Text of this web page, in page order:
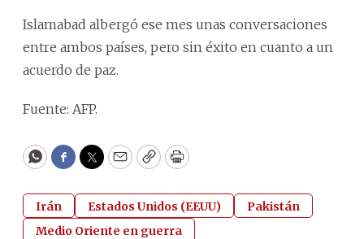
Islamabad albergó ese mes unas conversaciones
entre ambos países, pero sin éxito en cuanto a un
acuerdo de paz.
Fuente: AFP.
WhatsApp
Facebook
Twitter
EmailCopyPrint
Irán Estados Unidos (EEUU)
Pakistán
Medio Oriente en guerra